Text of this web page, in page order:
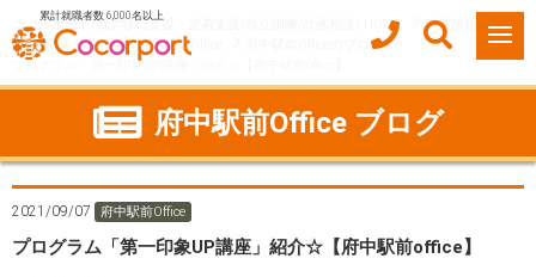
累計就職者数 6,000名以上
ココルポート(就労移行支援・定着支援/自立訓練/計画相談) HOME
事業所紹介
東京都
府中市 府中駅前Office
府中駅前Officeのブログ
プログラム「第一印象UP講座」紹介☆【府中駅前office】
府中駅前Office ブログ
2021/09/07 府中駅前Office
プログラム「第一印象UP講座」紹介☆【府中駅前office】